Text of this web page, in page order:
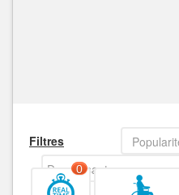
Filtres
Decroissant
0